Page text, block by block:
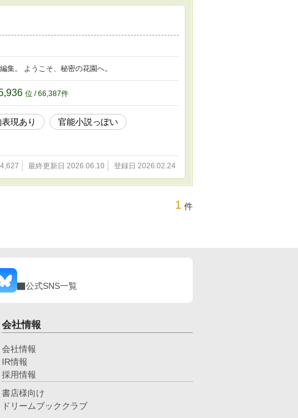
。 ようこそ、秘密の花園へ。
位 / 66,387件
現あり
官能小説っぽい
最終更新日 2026.06.10 登録日 2026.02.24
1 件
公式SNS一覧
会社情報
会社情報
IR情報
採用情報
書店様向け
ドリームブッククラブ